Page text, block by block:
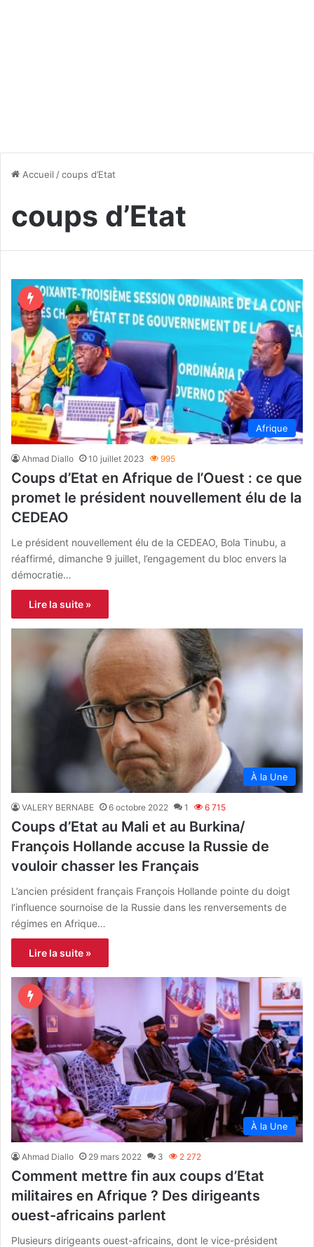
Accueil /coups d’Etat
coups d’Etat
Afrique
Ahmad Diallo 10 juillet 2023 995
Coups d’Etat en Afrique de l’Ouest : ce que
promet le président nouvellement élu de la
CEDEAO
Le président nouvellement élu de la CEDEAO, Bola Tinubu, a
réaffirmé, dimanche 9 juillet, l’engagement du bloc envers la
démocratie…
Lire la suite »
À la Une
VALERY BERNABE 6 octobre 2022 1 6 715
Coups d’Etat au Mali et au Burkina/
François Hollande accuse la Russie de
vouloir chasser les Français
L’ancien président français François Hollande pointe du doigt
l’influence sournoise de la Russie dans les renversements de
régimes en Afrique…
Lire la suite »
À la Une
Ahmad Diallo 29 mars 2022 3 2 272
Comment mettre fin aux coups d’Etat
militaires en Afrique ? Des dirigeants
ouest-africains parlent
Plusieurs dirigeants ouest-africains, dont le vice-président